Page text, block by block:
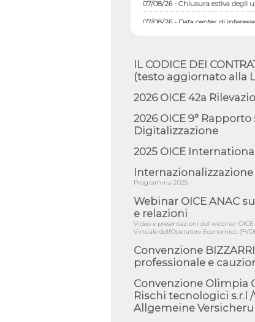
07/08/26 - Data center di
nazionale; interventi pe...
07/08/26 - Ponte sullo Stretto di
deliberata la sussistenza di...
07/08/26 - Tunnel Brennero, dal
libera al quinto lotto costr...
06/08/26 - Istat, produzione
dell'1% a giugno, su a...
06/08/26 - Dal 3 agosto in vigore
energie rinnovabili con ...
06/08/26 - DL PA approvato in
contributi per riqualificazione
06/08/26 - CdM: approvato il d.lgs.
adeguamento all’AI Act in mate...
06/08/26 - DDL delegazione
per recepimento norme UE in m...
05/08/26 - DL Infrastrutture e
approvata oggi la fiducia...
05/08/26 - Focus OICE sul DDL
della responsabilità amminist...
05/08/26 - Anac: pubblicata la
IL CODICE DEI
(testo aggiornato alla
2026 OICE 42a
2026 OICE 9° Rapporto
Digitalizzazione
2025 OICE
Internazionalizzazione
Programma 2025
Webinar OICE ANAC
e relazioni
Video e presentazioni del webinar
Virtuale dell'Operatore Economico
Convenzione BIZZARRI
professionale e
Convenzione Olimpia
Rischi tecnologici s.r.l /
Allgemeine